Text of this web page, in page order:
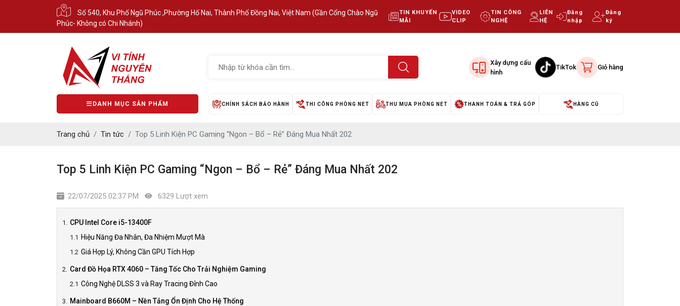
Số 540, Khu Phố Ngũ Phúc ,Phường Hố Nai, Thành Phố Đồng Nai, Việt Nam (Gần Cổng Chào Ngũ
Phúc- Không có Chi Nhánh)
TIN KHUYẾN
MÃI
VIDEO
CLIP
TIN CÔNG
NGHỆ
LIÊN
HỆ
Đăng
nhập
Đăng
ký
Xây dựng cấu
hình
TikTok Giỏ hàng
DANH MỤC SẢN PHẨM CHÍNH SÁCH BẢO HÀNH THI CÔNG PHÒNG NET THU MUA PHÒNG NET THANH TOÁN & TRẢ GÓP HÀNG CŨ
Trang chủ Tin tức Top 5 Linh Kiện PC Gaming “Ngon – Bổ – Rẻ” Đáng Mua Nhất 202
Top 5 Linh Kiện PC Gaming “Ngon – Bổ – Rẻ” Đáng Mua Nhất 202
22/07/2025 02:37 PM 6329 Lượt xem
CPU Intel Core i5-13400F
Hiệu Năng Đa Nhân, Đa Nhiệm Mượt Mà
Giá Hợp Lý, Không Cần GPU Tích Hợp
Card Đồ Họa RTX 4060 – Tăng Tốc Cho Trải Nghiệm Gaming
Công Nghệ DLSS 3 và Ray Tracing Đỉnh Cao
Mainboard B660M – Nền Tảng Ổn Định Cho Hệ Thống